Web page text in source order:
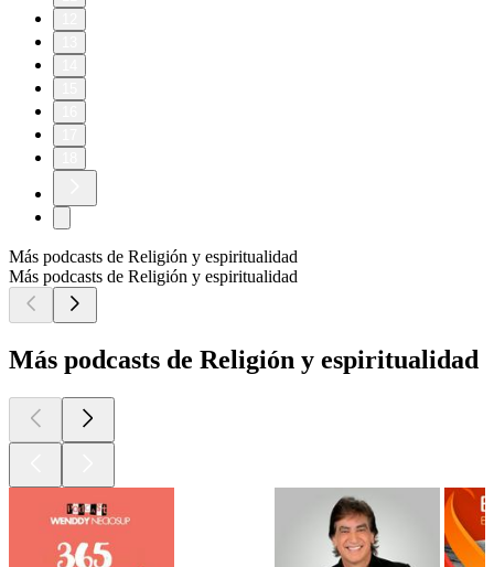
Más podcasts de Religión y espiritualidad
Más podcasts de Religión y espiritualidad
Más podcasts de Religión y espiritualidad